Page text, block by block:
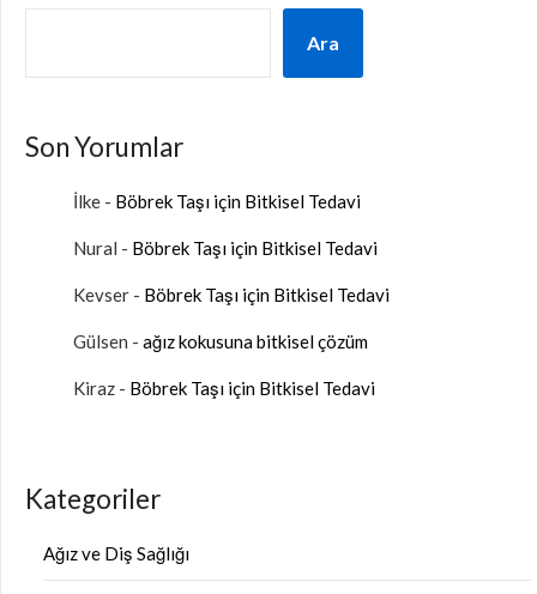
Ara
Son Yorumlar
İlke - Böbrek Taşı için Bitkisel Tedavi
Nural - Böbrek Taşı için Bitkisel Tedavi
Kevser - Böbrek Taşı için Bitkisel Tedavi
Gülsen - ağız kokusuna bitkisel çözüm
Kiraz - Böbrek Taşı için Bitkisel Tedavi
Kategoriler
Ağız ve Diş Sağlığı